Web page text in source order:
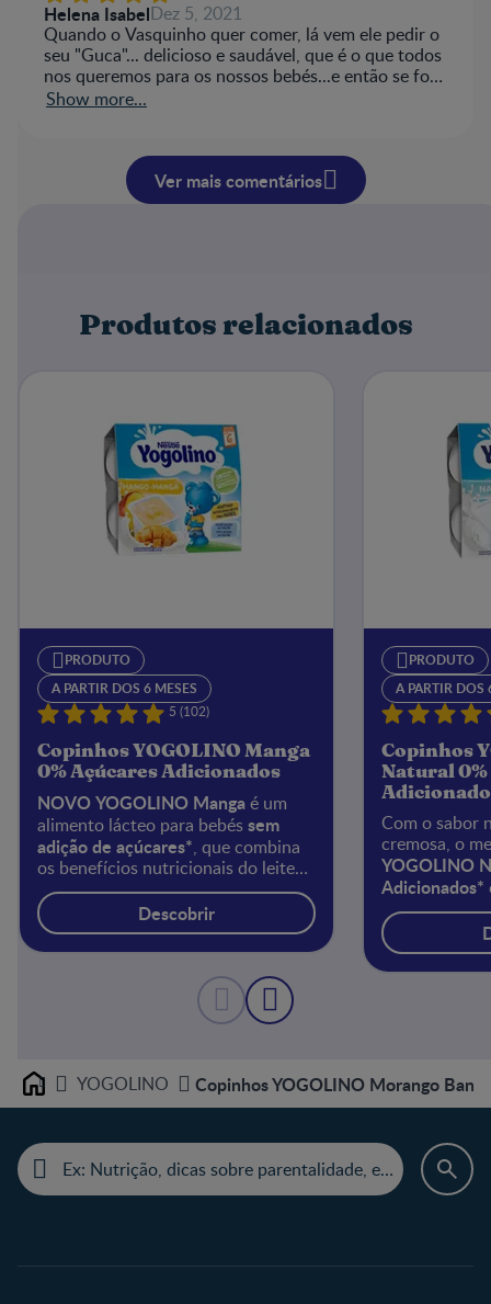
Helena IsabelDez 5, 2021
Quando o Vasquinho quer comer, lá vem ele pedir o
seu "Guca"... delicioso e saudável, que é o que todos
nos queremos para os nossos bebés...e então se for
o de bolacha até a mamã adora...
Show more...
Ver mais comentários
Produtos relacionados
PRODUTO
A PARTIR DOS 6 MESES
5 (102)
Copinhos YOGOLINO Manga
0% Açúcares Adicionados
NOVO YOGOLINO Mangaé um
alimento lácteo para bebéssem
adição de açúcares*, que combina
os benefícios nutricionais do leite
com o delicioso sabor da manga no
mesmo copinho, adequado para a
alimentação de bebés a partir dos6
meses.
Descobrir
PRODUTO
A PARTIR DOS
Copinhos
Natural 0%
Com o sabor
cremosa, o
YOGOLINO
Adicionados*
introduzir os
alimentação
meses.
Home YOGOLINO Copinhos YOGOLINO Morango